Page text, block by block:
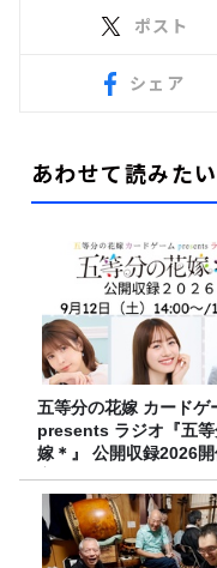
ポスト
シェア
あわせて読みたい
五等分の花嫁 カードゲ
presents ラジオ『五
嫁＊』 公開収録2026
定！